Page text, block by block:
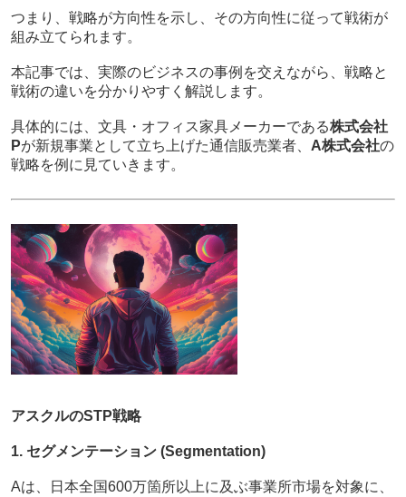
つまり、戦略が方向性を示し、その方向性に従って戦術が
組み立てられます。
本記事では、実際のビジネスの事例を交えながら、戦略と
戦術の違いを分かりやすく解説します。
具体的には、文具・オフィス家具メーカーである株式会社
Pが新規事業として立ち上げた通信販売業者、 A株式会社の
戦略を例に見ていきます。
アスクルのSTP戦略
1. セグメンテーション (Segmentation)
Aは、日本全国600万箇所以上に及ぶ事業所市場を対象に、